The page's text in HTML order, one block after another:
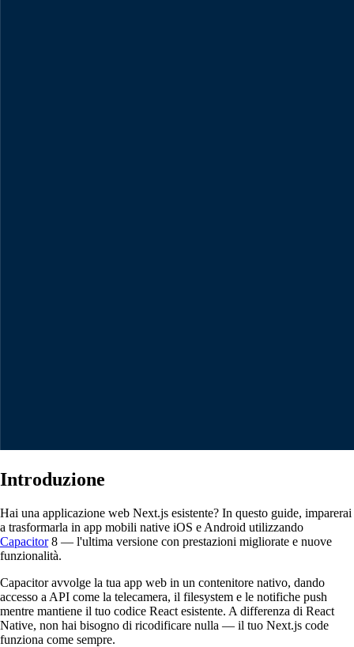
Introduzione
Hai una applicazione web Next.js esistente? In questo guide, imparerai
a trasformarla in app mobili native iOS e Android utilizzando
Capacitor8 — l'ultima versione con prestazioni migliorate e nuove
funzionalità.
Capacitor avvolge la tua app web in un contenitore nativo, dando
accesso a API come la telecamera, il filesystem e le notifiche push
mentre mantiene il tuo codice React esistente. A differenza di React
Native, non hai bisogno di ricodificare nulla — il tuo Next.js code
funziona come sempre.